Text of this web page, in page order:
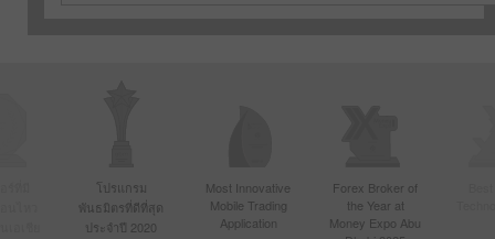
โปรแกรม
พันธมิตรที่ดีที่สุด
ประจำปี 2020
Most Innovative
Mobile Trading
Application
Forex Broker of
the Year at
Money Expo Abu